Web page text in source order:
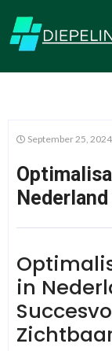
September 25, 2024
Nederland
in